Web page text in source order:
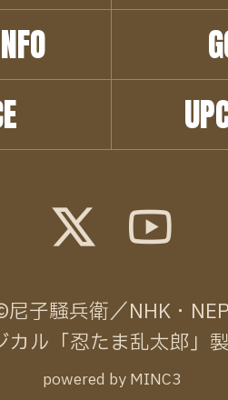
尼子騒兵衛／NHK・
ル「忍たま乱太郎」
powered by MINC3